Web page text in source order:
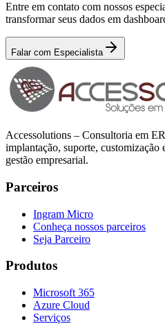
Entre em contato com nossos
transformar seus dados em
Falar com Especialista
Accessolutions – Consultoria em
implantação, suporte, customização
gestão empresarial.
Parceiros
Ingram Micro
Conheça nossos parceiros
Seja Parceiro
Produtos
Microsoft 365
Azure Cloud
Serviços